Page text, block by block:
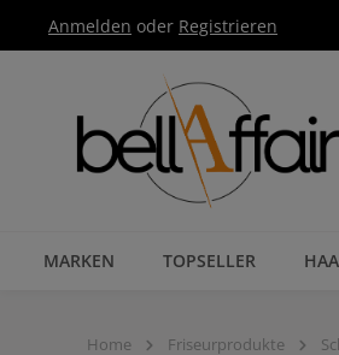
Hauptnavigation springen
Anmelden oder Registrieren
MARKEN TOPSELLER
Home Friseurprodukte